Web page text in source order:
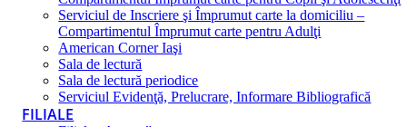
Serviciul de Inscriere şi Împrumut carte la domiciliu –
Compartimentul Împrumut carte pentru Adulţi
American Corner Iaşi
Sala de lectură
Sala de lectură periodice
Serviciul Evidenţă, Prelucrare, Informare Bibliografică
FILIALE